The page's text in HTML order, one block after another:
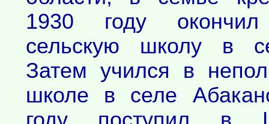
1930 году окончил
сельскую школу в
Затем учился в
школе в селе